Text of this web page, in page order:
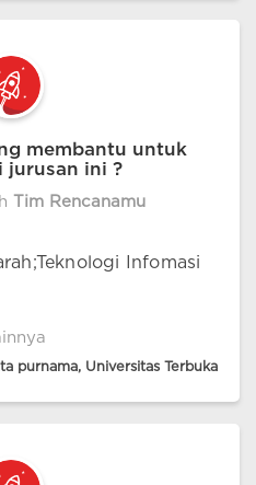
membantu untuk
jurusan ini ?
Tim Rencanamu
Infomasi
purnama, Universitas Terbuka